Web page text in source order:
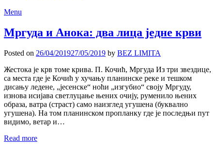
Menu
Мргуда и Анока: два лица једне крви
Posted on 26/04/201927/05/2019 by BEZ LIMITA
Жестока је крв томе крива. П. Кочић, Мргуда Из три звездице,
са места где је Кочић у хучању планинске реке и тешком
дисању ледене, „јесенске“ ноћи „изгубио“ своју Мргуду,
изнова исијава светлуцање њених очију, руменило њених
образа, ватра (страст) само наизглед угушена (буквално
угушена). На том планинском пропланку где је последњи пут
видимо, ветар и…
Read more